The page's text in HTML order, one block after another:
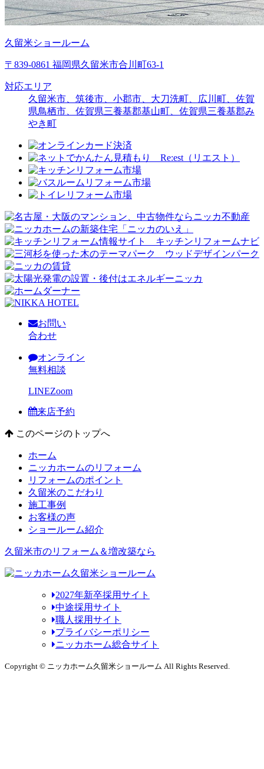
久留米ショールーム
〒839-0861 福岡県久留米市合川町63-1
対応エリア
久留米市、筑後市、小郡市、大刀洗町、広川町、佐賀
県鳥栖市、佐賀県三養基郡基山町、佐賀県三養基郡み
やき町
お問い
合わせ
オンライン
無料相談
LINEZoom
来店予約
このページのトップへ
ホーム
ニッカホームのリフォーム
リフォームのポイント
久留米のこだわり
施工事例
お客様の声
ショールーム紹介
久留米市のリフォーム＆増改築なら
2027年新卒採用サイト
中途採用サイト
職人採用サイト
プライバシーポリシー
ニッカホーム総合サイト
Copyright © ニッカホーム久留米ショールーム All Rights Reserved.